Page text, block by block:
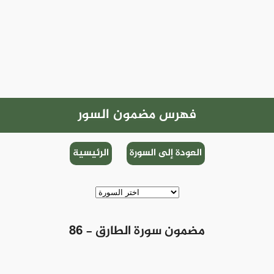
فهرس مضمون السور
الرئيسية العودة إلى السورة
86 - مضمون سورة الطارق